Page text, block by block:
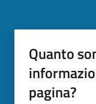
Quanto
pagina?